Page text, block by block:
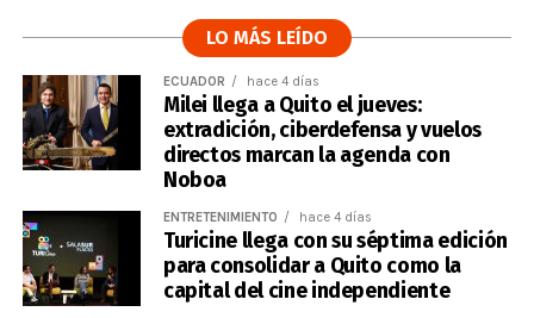
LO MÁS LEÍDO
ECUADOR hace 4 días
Milei llega a Quito el jueves:
extradición, ciberdefensa y vuelos
directos marcan la agenda con
Noboa
ENTRETENIMIENTO hace 4 días
Turicine llega con su séptima edición
para consolidar a Quito como la
capital del cine independiente